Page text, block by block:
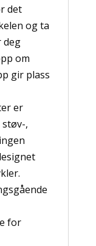
det
og ta
deg
om
gir plass
er
,
for